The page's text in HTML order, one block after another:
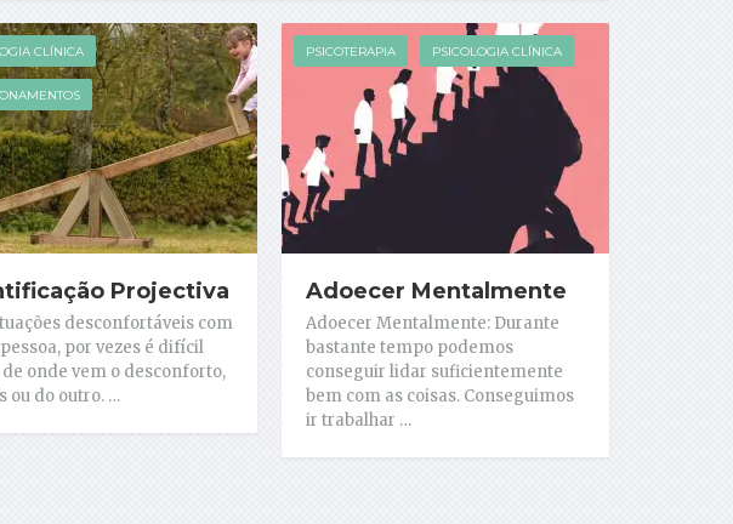
CLÍNICA
Projectiva
desconfortáveis com
por vezes é difícil
de onde vem o desconforto,
ou do outro. …
PSICOTERAPIA PSICOLOGIA CLÍNICA
Adoecer Mentalmente
Adoecer Mentalmente: Durante
bastante tempo podemos
conseguir lidar suficientemente
bem com as coisas. Conseguimos
ir trabalhar …